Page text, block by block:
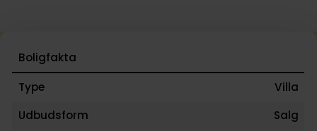
Boligfakta
Type
Villa
Udbudsform
Salg